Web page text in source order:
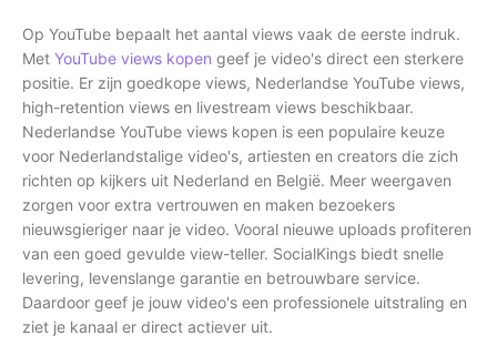
Op YouTube bepaalt het aantal views vaak de eerste indruk.
Met YouTube views kopen geef je video's direct een sterkere
positie. Er zijn goedkope views, Nederlandse YouTube views,
high-retention views en livestream views beschikbaar.
Nederlandse YouTube views kopen is een populaire keuze
voor Nederlandstalige video's, artiesten en creators die zich
richten op kijkers uit Nederland en België. Meer weergaven
zorgen voor extra vertrouwen en maken bezoekers
nieuwsgieriger naar je video. Vooral nieuwe uploads profiteren
van een goed gevulde view-teller. SocialKings biedt snelle
levering, levenslange garantie en betrouwbare service.
Daardoor geef je jouw video's een professionele uitstraling en
ziet je kanaal er direct actiever uit.